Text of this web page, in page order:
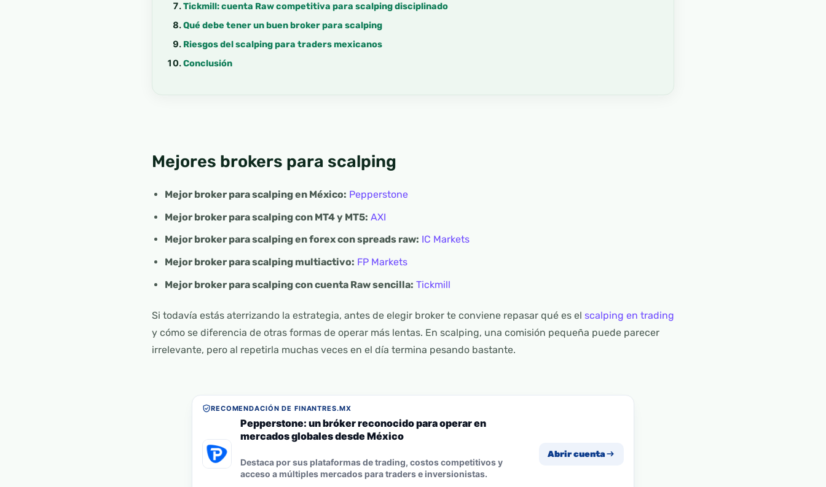
Tickmill: cuenta Raw competitiva para scalping disciplinado
Qué debe tener un buen broker para scalping
Riesgos del scalping para traders mexicanos
Conclusión
Mejores brokers para scalping
Mejor broker para scalping en México: Pepperstone
Mejor broker para scalping con MT4 y MT5: AXI
Mejor broker para scalping en forex con spreads raw: IC Markets
Mejor broker para scalping multiactivo: FP Markets
Mejor broker para scalping con cuenta Raw sencilla: Tickmill
Si todavía estás aterrizando la estrategia, antes de elegir broker te conviene repasar qué es el scalping en trading
y cómo se diferencia de otras formas de operar más lentas. En scalping, una comisión pequeña puede parecer
irrelevante, pero al repetirla muchas veces en el día termina pesando bastante.
RECOMENDACIÓN DE FINANTRES.MX
Pepperstone: un bróker reconocido para operar en
mercados globales desde México
Destaca por sus plataformas de trading, costos competitivos y
acceso a múltiples mercados para traders e inversionistas.
Abrir cuenta